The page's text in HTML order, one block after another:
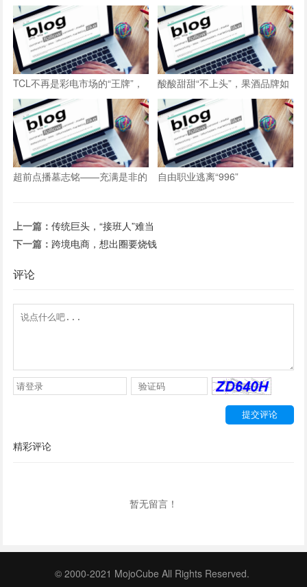
水还深
跌超8成，水滴公司困局难解
TCL不再是彩电市场的“王牌”，
是谁惹的“祸”！
酸酸甜甜“不上头”，果酒品牌如
何突围？
超前点播墓志铭——充满是非的
自由职业逃离“996”
上一篇：传统巨头，“接班人”难当
下一篇：跨境电商，想出圈要烧钱
评论
精彩评论
暂无留言！
© 2000-2021 MojoCube All Rights Reserved.